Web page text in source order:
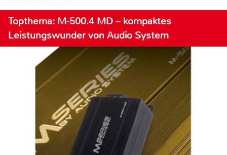
Topthema: M-500.4 MD – kompaktes
Leistungswunder von Audio System